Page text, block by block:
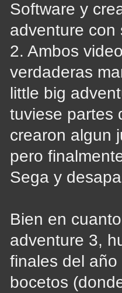
Software y
adventure con
2. Ambos
verdaderas
little big
tuviese partes
crearon algun
pero
Sega y
Bien en
adventure 3,
finales del
bocetos